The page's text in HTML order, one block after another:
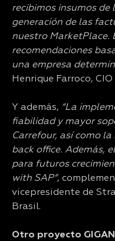
recibimos insumos de
generación de las
nuestro MarketPlace.
recomendaciones
una empresa
Henrique Farroco,
Y además, “La
fiabilidad y mayor
Carrefour, así como
back office. Además,
para futuros
with SAP”,
vicepresidente de
Brasil.
Otro proyecto